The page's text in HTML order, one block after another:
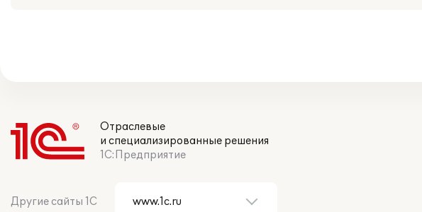
Отраслевые
и специализированные решения
1С:Предприятие
Другие сайты 1С